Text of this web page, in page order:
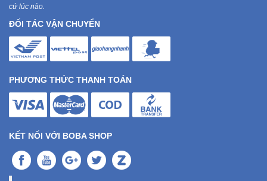
cứ lúc nào.
ĐỐI TÁC VẬN CHUYỂN
PHƯƠNG THỨC THANH TOÁN
KẾT NỐI VỚI BOBA SHOP